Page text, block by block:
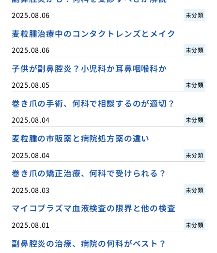
2025.08.06 未分類
麦粒腫治療中のコンタクトレンズとメイク
2025.08.06 未分類
子供が副鼻腔炎？小児科か耳鼻咽喉科か
2025.08.05 未分類
巻き爪の手術、何科で相談するのが適切？
2025.08.04 未分類
麦粒腫の市販薬と病院処方薬の違い
2025.08.04 未分類
巻き爪の矯正治療、何科で受けられる？
2025.08.03 未分類
マイコプラズマ血液検査の限界と他の検査
2025.08.01 未分類
副鼻腔炎の治療、病院の何科がベスト？